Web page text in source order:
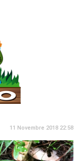
11 Novembre 2018 22:58